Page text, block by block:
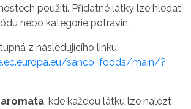
použití. Přídatné látky lze hledat
nebo kategorie potravin.
z následujícího linku:
sanco_foods/main/?
aromata, kde každou látku lze nalézt